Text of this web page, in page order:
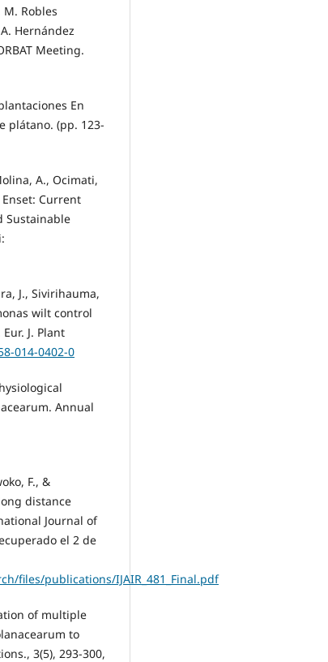
Robles
Hernández
Meeting.
En
plátano. (pp. 123-
A., Ocimati,
Enset: Current
Sustainable
J., Sivirihauma,
wilt control
J. Plant
014-0402-0
Annual
F., &
distance
Journal of
el 2 de
files/publications/IJAIR_481_Final.pdf
of multiple
to
3(5), 293-300,